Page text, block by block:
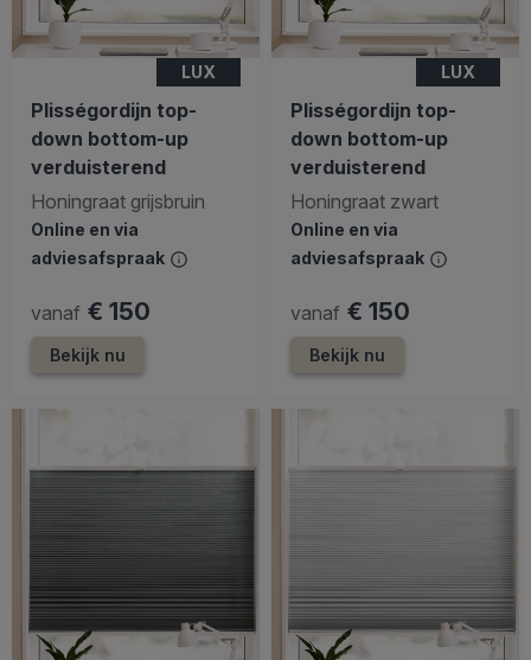
LUX
Plisségordijn top-
down bottom-up
verduisterend
Honingraat grijsbruin
Online en via
adviesafspraak
vanaf € 150
Bekijk nu
LUX
Plisségordijn top-
down bottom-up
verduisterend
Honingraat zwart
Online en via
adviesafspraak
vanaf € 150
Bekijk nu